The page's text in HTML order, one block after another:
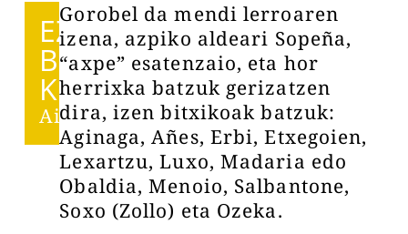
EZIN
BESTE
KOAK
Aiara
Gorobel da mendi lerroaren
izena, azpiko aldeari Sopeña,
“axpe” esatenzaio, eta hor
herrixka batzuk gerizatzen
dira, izen bitxikoak batzuk:
Aginaga, Añes, Erbi, Etxegoien,
Lexartzu, Luxo, Madaria edo
Obaldia, Menoio, Salbantone,
Soxo (Zollo) eta Ozeka.